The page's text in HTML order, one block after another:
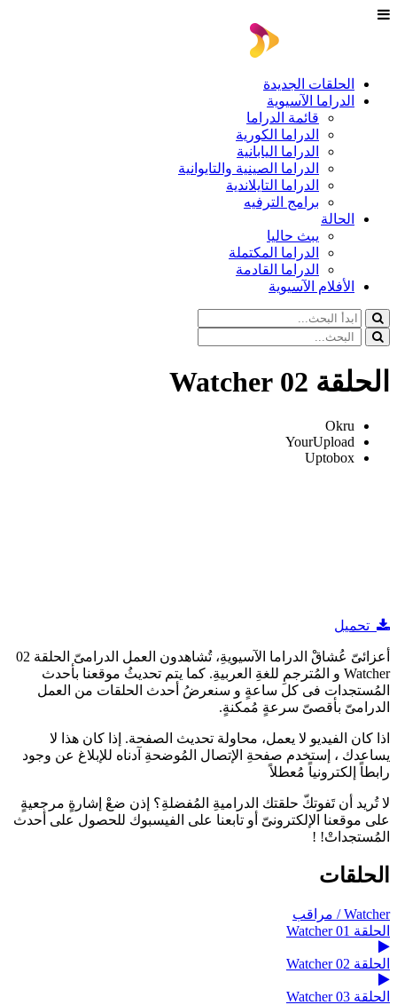
الحلقات الجديدة
الدراما الآسيوية
قائمة الدراما
الدراما الكورية
الدراما اليابانية
الدراما الصينية والتايوانية
الدراما التايلاندية
برامج الترفيه
الحالة
يبث حاليا
الدراما المكتملة
الدراما القادمة
الأفلام الآسيوية
الحلقة 02 Watcher
Okru
YourUpload
Uptobox
تحميل
أعزائىّ عُشاقْ الدراما الآسيويةِ، تُشاهدون العمل الدرامىّ الحلقة 02
Watcher و المُترجمِ للغةِ العربيةِ. كما يتم تحديثُ موقعنا بأحدث
المُستجدات فى كل ساعةٍ و سنعرضُ أحدث الحلقات من العمل
الدرامىّ بأقصىّ سرعةٍ مُمكنةٍ.
اذا كان الفيديو لا يعمل، محاولة تحديث الصفحة. إذا كان هذا لا
يساعدك ، إستخدم صفحةِ الإتصال المُوضحةِ آدناه للإبلاغ عن وجود
رابطاً إلكترونياً مُعطلاً
لا تُريد أن تَفوتكّ حلقتك الدراميةِ المُفضلةِ؟ إذن ضعْ إشارةٍ مرجعيةٍ
على موقعنا الإلكترونىّ أو تابعنا على الفيسبوك للحصول على أحدث
المُستجداتْ! !
الحلقات
Watcher / مراقب
الحلقة 01 Watcher
الحلقة 02 Watcher
الحلقة 03 Watcher